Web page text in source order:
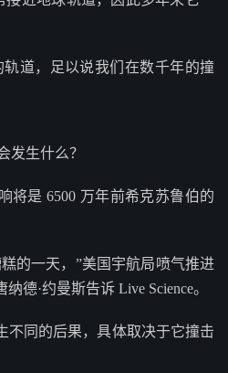
道，足以说我们在数千年的撞
发生什么？
将是 6500 万年前希克苏鲁伯的
的一天，”美国宇航局喷气推进
德·约曼斯告诉 Live Science。
不同的后果，具体取决于它撞击